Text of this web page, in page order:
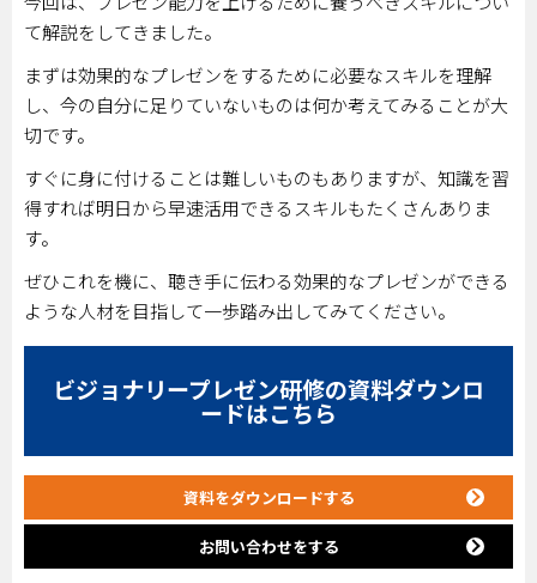
て解説をしてきました。
まずは効果的なプレゼンをするために必要なスキルを理解
し、今の自分に足りていないものは何か考えてみることが大
切です。
すぐに身に付けることは難しいものもありますが、知識を習
得すれば明日から早速活用できるスキルもたくさんありま
す。
ぜひこれを機に、聴き手に伝わる効果的なプレゼンができる
ような人材を目指して一歩踏み出してみてください。
ビジョナリープレゼン研修の資料ダウンロ
ードはこちら
資料をダウンロードする
お問い合わせをする